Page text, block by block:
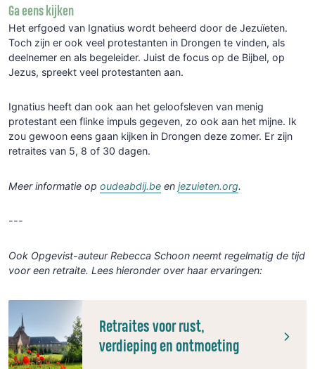
Ga eens kijken
Het erfgoed van Ignatius wordt beheerd door de Jezuïeten.
Toch zijn er ook veel protestanten in Drongen te vinden, als
deelnemer en als begeleider. Juist de focus op de Bijbel, op
Jezus, spreekt veel protestanten aan.
Ignatius heeft dan ook aan het geloofsleven van menig
protestant een flinke impuls gegeven, zo ook aan het mijne. Ik
zou gewoon eens gaan kijken in Drongen deze zomer. Er zijn
retraites van 5, 8 of 30 dagen.
Meer informatie op oudeabdij.be en jezuieten.org.
---
Ook Opgevist-auteur Rebecca Schoon neemt regelmatig de tijd
voor een retraite. Lees hieronder over haar ervaringen:
Retraites voor rust,
verdieping en ontmoeting